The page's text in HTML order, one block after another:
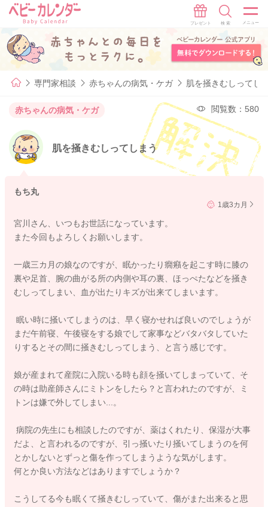
専門家相談 赤ちゃんの病気・ケガ 肌を掻きむしってし
赤ちゃんの病気・ケガ 閲覧数：580
肌を掻きむしってしまう
もち丸
1歳3カ月
宮川さん、いつもお世話になっています。
また今回もよろしくお願いします。
一歳三カ月の娘なのですが、眠かったり癇癪を起こす時に膝の
裏や足首、腕の曲がる所の内側や耳の裏、ほっぺたなどを掻き
むしってしまい、血が出たりキズが出来てしまいます。
眠い時に掻いてしまうのは、早く寝かせれば良いのでしょうが
まだ午前寝、午後寝をする娘でして家事などバタバタしていた
りするとその間に掻きむしってしまう、と言う感じです。
娘が産まれて産院に入院いる時も顔を掻いてしまっていて、そ
の時は助産師さんにミトンをしたら？と言われたのですが、ミ
トンは嫌で外してしまい...。
病院の先生にも相談したのですが、薬はくれたり、保湿が大事
だよ、と言われるのですが、引っ掻いたり掻いてしまうのを何
とかしないとずっと傷を作ってしまうような気がします。
何とか良い方法などはありますでしょうか？
こうしてる今も眠くて掻きむしっていて、傷がまた出来ると思